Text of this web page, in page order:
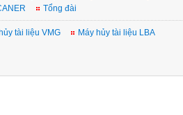
Tổng đài
tài liệu VMG Máy hủy tài liệu LBA